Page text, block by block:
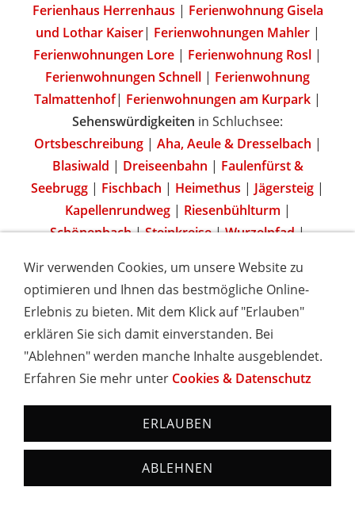
Ferienhaus Herrenhaus | Ferienwohnung Gisela
und Lothar Kaiser| Ferienwohnungen Mahler|
Ferienwohnungen Lore | Ferienwohnung Rosl |
Ferienwohnungen Schnell | Ferienwohnung
Talmattenhof| Ferienwohnungen am Kurpark |
Sehenswürdigkeiten in Schluchsee:
Ortsbeschreibung| Aha, Aeule & Dresselbach |
Blasiwald | Dreiseenbahn | Faulenfürst &
Seebrugg | Fischbach | Heimethus | Jägersteig |
Kapellenrundweg| Riesenbühlturm |
Schönenbach|Steinkreise|Wurzelpfad|
IMPRESSUM COOKIES & DATENSCHUTZ
AGB
TOURISMUSHELD
WISSENSWERT
NEWSLETTER
Hotels und Ferienwohnungen im Schwarzwald - Urlaub in
Wir verwenden Cookies, um unsere Website zu
optimieren und Ihnen das bestmögliche Online-
Erlebnis zu bieten. Mit dem Klick auf "Erlauben"
erklären Sie sich damit einverstanden. Bei
"Ablehnen" werden manche Inhalte ausgeblendet.
Erfahren Sie mehr unter Cookies & Datenschutz
ERLAUBEN
ABLEHNEN